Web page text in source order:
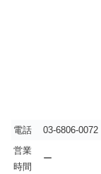
電話
03-6806-0072
営業
時間
ー